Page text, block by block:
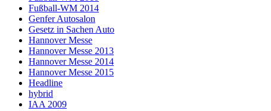
Fußball-WM 2014
Genfer Autosalon
Gesetz in Sachen Auto
Hannover Messe
Hannover Messe 2013
Hannover Messe 2014
Hannover Messe 2015
Headline
hybrid
IAA 2009